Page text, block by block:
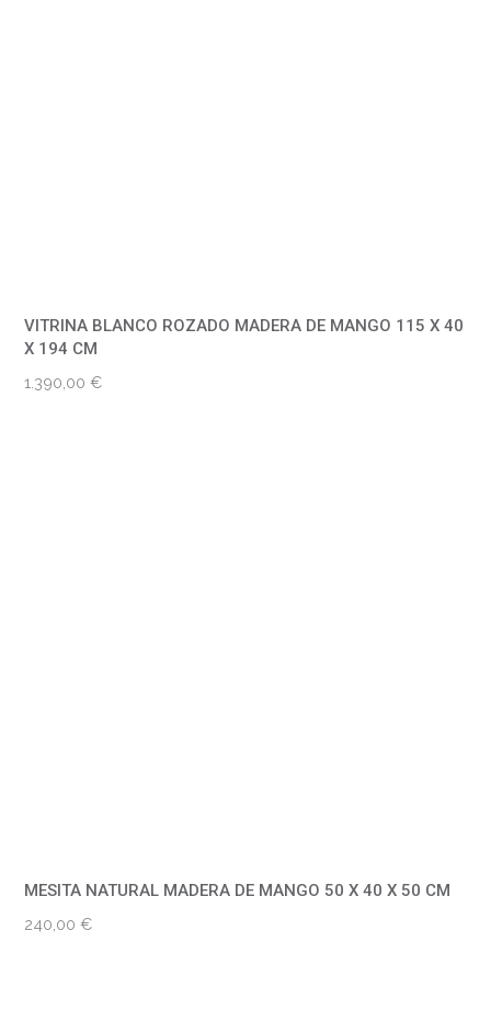
VITRINA BLANCO ROZADO MADERA DE MANGO 115 X 40
X 194 CM
1.390,00€
MESITA NATURAL MADERA DE MANGO 50 X 40 X 50 CM
240,00€